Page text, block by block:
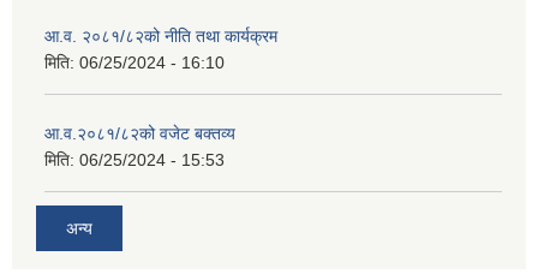
आ.व. २०८१/८२को नीति तथा कार्यक्रम
मिति: 06/25/2024 - 16:10
आ.व.२०८१/८२को वजेट बक्तव्य
मिति: 06/25/2024 - 15:53
अन्य